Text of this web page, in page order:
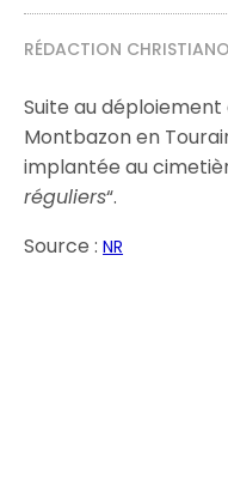
RÉDACTION
Suite au
Montbazon en
implantée au
réguliers“.
Source :NR